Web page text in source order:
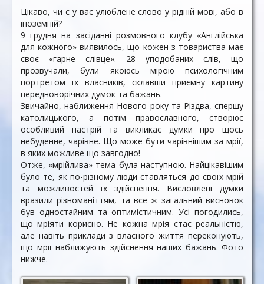
Цікаво, чи є у вас улюблене слово у рідній мові, або в
іноземній?
9 грудня на засіданні розмовного клубу «Англійська
для кожного» виявилось, що кожен з товариства має
своє «гарне слівце». 28 уподобаних слів, що
прозвучали, були якоюсь мірою психологічним
портретом їх власників, склавши приємну картину
передноворічних думок та бажань.
Звичайно, наближення Нового року та Різдва, спершу
католицького, а потім православного, створює
особливий настрій та викликає думки про щось
небуденне, чарівне. Що може бути чарівнішим за мрії,
в яких можливе що завгодно!
Отже, «мрійлива» тема була наступною. Найцікавішим
було те, як по-різному люди ставляться до своїх мрій
та можливостей їх здійснення. Висловлені думки
вразили різноманіттям, та все ж загальний висновок
був одностайним та оптимістичним. Усі погодились,
що мріяти корисно. Не кожна мрія стає реальністю,
але навіть приклади з власного життя переконують,
що мрії наближують здійснення наших бажань. Фото
нижче.